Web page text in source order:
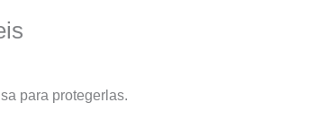
para protegerlas.